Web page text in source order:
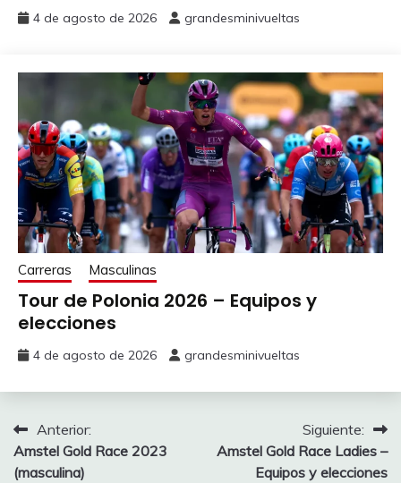
4 de agosto de 2026 grandesminivueltas
Carreras Masculinas
Tour de Polonia 2026 – Equipos y
elecciones
4 de agosto de 2026 grandesminivueltas
Navegación
de
Anterior:
Amstel Gold Race 2023
(masculina)
Siguiente:
Amstel Gold Race Ladies –
Equipos y elecciones